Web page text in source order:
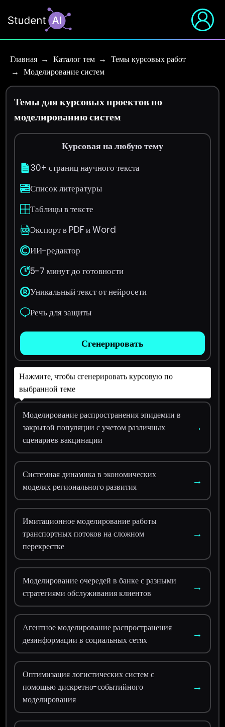
Главная Каталог тем
Темы курсовых работ
Моделирование систем
Темы для курсовых проектов по
моделированию систем
Курсовая на любую тему
30+ страниц научного текста
Список литературы
Таблицы в тексте
Экспорт в PDF и Word
ИИ-редактор
5-7 минут до готовности
Уникальный текст от нейросети
Речь для защиты
Сгенерировать
Нажмите, чтобы сгенерировать курсовую по
выбранной теме
Моделирование распространения эпидемии в
закрытой популяции с учетом различных
сценариев вакцинации
→
Системная динамика в экономических
моделях регионального развития
→
Имитационное моделирование работы
транспортных потоков на сложном
перекрестке
→
Моделирование очередей в банке с разными
стратегиями обслуживания клиентов
→
Агентное моделирование распространения
дезинформации в социальных сетях
→
Оптимизация логистических систем с
помощью дискретно-событийного
моделирования
→